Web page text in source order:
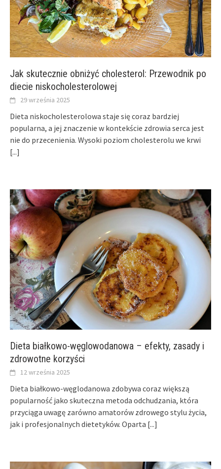
Jak skutecznie obniżyć cholesterol: Przewodnik po
diecie niskocholesterolowej
29 września 2025
Dieta niskocholesterolowa staje się coraz bardziej
popularna, a jej znaczenie w kontekście zdrowia serca jest
nie do przecenienia. Wysoki poziom cholesterolu we krwi
[...]
Dieta białkowo-węglowodanowa – efekty, zasady i
zdrowotne korzyści
12 września 2025
Dieta białkowo-węglodanowa zdobywa coraz większą
popularność jako skuteczna metoda odchudzania, która
przyciąga uwagę zarówno amatorów zdrowego stylu życia,
jak i profesjonalnych dietetyków. Oparta [...]